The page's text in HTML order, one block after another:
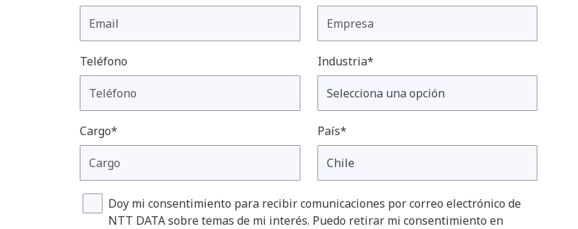
Teléfono Industria*
Cargo* País*
Doy mi consentimiento para recibir comunicaciones por correo electrónico de
NTT DATA sobre temas de mi interés. Puedo retirar mi consentimiento en